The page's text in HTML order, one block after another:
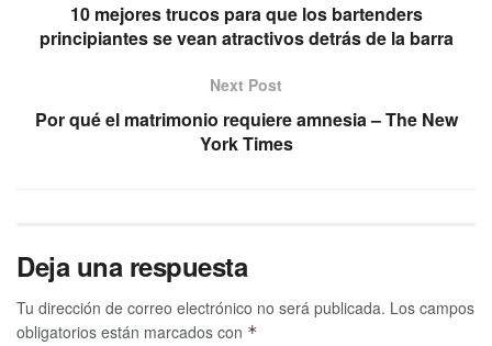
10 mejores trucos para que los bartenders
principiantes se vean atractivos detrás de la barra
Next Post
Por qué el matrimonio requiere amnesia – The New
York Times
Deja una respuesta
Tu dirección de correo electrónico no será publicada. Los campos
obligatorios están marcados con *